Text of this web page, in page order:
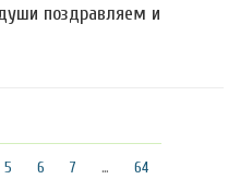
поздравляем и
5 6 7 … 64